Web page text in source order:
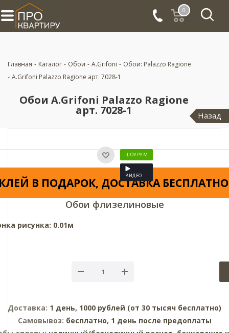
0
Главная - Каталог - Обои - A.Grifoni - Обои: Palazzo Ragione
- A.Grifoni Palazzo Ragione арт. 7028-1
Обои A.Grifoni Palazzo Ragione
арт. 7028-1 Назад
ШОУРУМ
ВИДЕО
В ПОДАРОК, ДОСТАВКА
Обои флизелиновые
рисунка: 0.01м
Доставка: 1 день, 1000 рублей (от 30 тысяч бесплатно)
Самовывоз: бесплатно, 1 день после предоплаты